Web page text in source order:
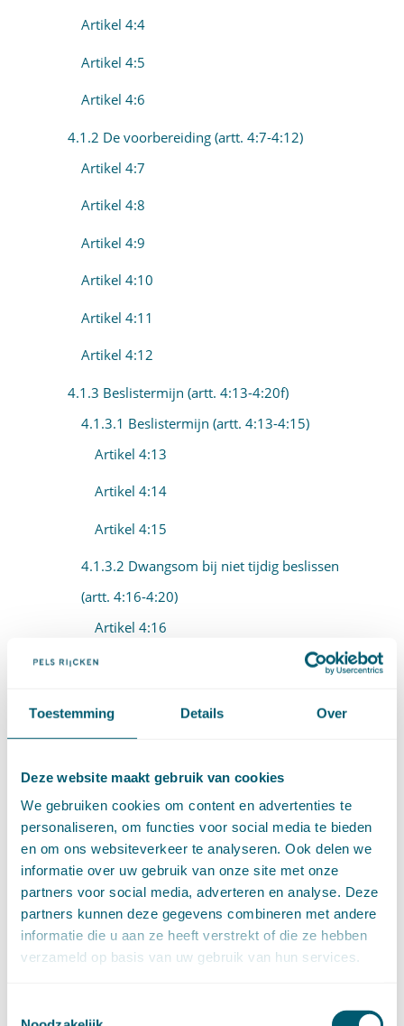
Toestemming Details Over
Deze website maakt gebruik van cookies
We gebruiken cookies om content en advertenties te
personaliseren, om functies voor social media te bieden
en om ons websiteverkeer te analyseren. Ook delen we
informatie over uw gebruik van onze site met onze
partners voor social media, adverteren en analyse. Deze
partners kunnen deze gegevens combineren met andere
informatie die u aan ze heeft verstrekt of die ze hebben
verzameld op basis van uw gebruik van hun services.
Artikel 4:4
Artikel 4:5
Artikel 4:6
4.1.2 De voorbereiding (artt. 4:7-4:12)
Artikel 4:7
Artikel 4:8
Artikel 4:9
Artikel 4:10
Artikel 4:11
Artikel 4:12
4.1.3 Beslistermijn (artt. 4:13-4:20f)
4.1.3.1 Beslistermijn (artt. 4:13-4:15)
Artikel 4:13
Artikel 4:14
Artikel 4:15
4.1.3.2 Dwangsom bij niet tijdig beslissen
(artt. 4:16-4:20)
Artikel 4:16
Artikel 4:17
Artikel 4:19
Artikel 4:20
4.1.3.3 Positieve fictieve beschikking bij niet
tijdig beslissen (artt. 4:20a-4:20f)
Artikel 4:20a
Artikel 4:20b
Artikel 4:20c